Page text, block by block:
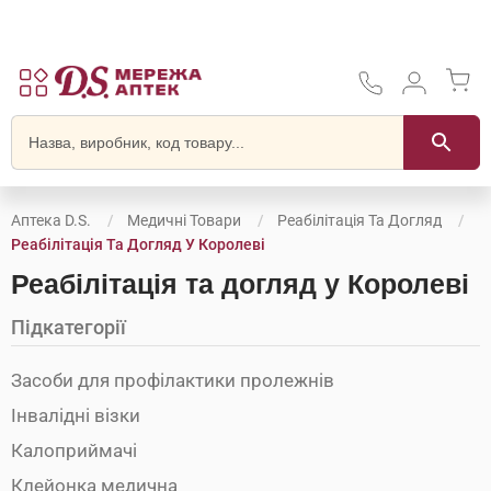
Аптека D.S. Медичні Товари
Реабілітація Та Догляд
Реабілітація Та Догляд У Королеві
Реабілітація та догляд у Королеві
Підкатегорії
Засоби для профілактики пролежнів
Інвалідні візки
Калоприймачі
Клейонка медична